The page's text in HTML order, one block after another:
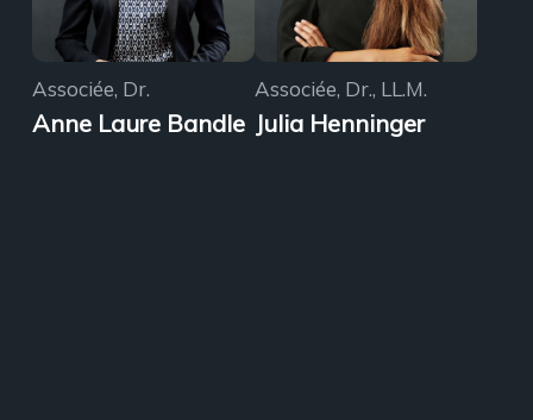
Associée, Dr.
Anne Laure Bandle
Associée, Dr., LL.M.
Julia Henninger